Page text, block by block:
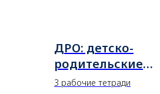
ДРО: детско-
родительские
отношения
3 рабочие тетради